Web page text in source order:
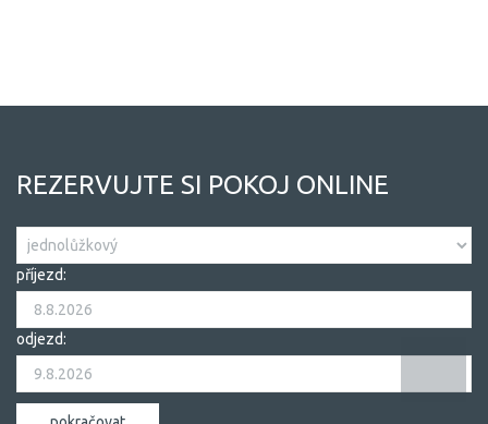
REZERVUJTE SI POKOJ ONLINE
příjezd:
odjezd: